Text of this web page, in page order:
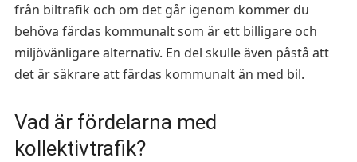
från biltrafik och om det går igenom kommer du
behöva färdas kommunalt som är ett billigare och
miljövänligare alternativ. En del skulle även påstå att
det är säkrare att färdas kommunalt än med bil.
Vad är fördelarna med
kollektivtrafik?